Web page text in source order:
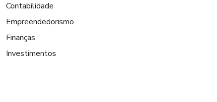
Contabilidade
Empreendedorismo
Finanças
Investimentos